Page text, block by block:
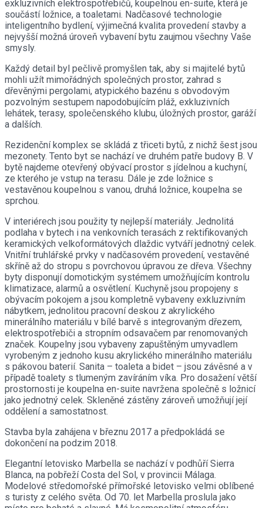
exkluzivních elektrospotřebičů, koupelnou en-suite, která je
součástí ložnice, a toaletami. Nadčasové technologie
inteligentního bydlení, výjimečná kvalita provedení stavby a
nejvyšší možná úroveň vybavení bytu zaujmou všechny Vaše
smysly.
Každý detail byl pečlivě promyšlen tak, aby si majitelé bytů
mohli užít mimořádných společných prostor, zahrad s
dřevěnými pergolami, atypického bazénu s obvodovým
pozvolným sestupem napodobujícím pláž, exkluzivních
lehátek, terasy, společenského klubu, úložných prostor, garáží
a dalších.
Rezidenční komplex se skládá z třiceti bytů, z nichž šest jsou
mezonety. Tento byt se nachází ve druhém patře budovy B. V
bytě najdeme otevřený obývací prostor s jídelnou a kuchyní,
ze kterého je vstup na terasu. Dále je zde ložnice s
vestavěnou koupelnou s vanou, druhá ložnice, koupelna se
sprchou.
V interiérech jsou použity ty nejlepší materiály. Jednolitá
podlaha v bytech i na venkovních terasách z rektifikovaných
keramických velkoformátových dlaždic vytváří jednotný celek.
Vnitřní truhlářské prvky v nadčasovém provedení, vestavěné
skříně až do stropu s povrchovou úpravou ze dřeva. Všechny
byty disponují domotickým systémem umožňujícím kontrolu
klimatizace, alarmů a osvětlení. Kuchyně jsou propojeny s
obývacím pokojem a jsou kompletně vybaveny exkluzivním
nábytkem, jednolitou pracovní deskou z akrylického
minerálního materiálu v bílé barvě s integrovaným dřezem,
elektrospotřebiči a stropním odsavačem par renomovaných
značek. Koupelny jsou vybaveny zapuštěným umyvadlem
vyrobeným z jednoho kusu akrylického minerálního materiálu
s pákovou baterií. Sanita – toaleta a bidet – jsou závěsné a v
případě toalety s tlumeným zavíráním víka. Pro dosažení větší
prostornosti je koupelna en-suite navržena společně s ložnicí
jako jednotný celek. Skleněné zástěny zároveň umožňují její
oddělení a samostatnost.
Stavba byla zahájena v březnu 2017 a předpokládá se
dokončení na podzim 2018.
Elegantní letovisko Marbella se nachází v podhůří Sierra
Blanca, na pobřeží Costa del Sol, v provincii Málaga.
Modelové středomořské přímořské letovisko velmi oblíbené
s turisty z celého světa. Od 70. let Marbella proslula jako